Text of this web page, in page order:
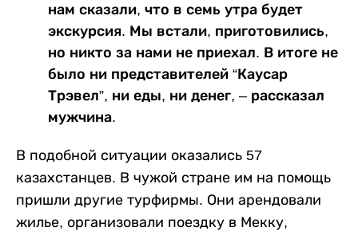
нам сказали, что в семь утра будет
экскурсия. Мы встали, приготовились,
но никто за нами не приехал. В итоге не
было ни представителей “Каусар
Трэвел”, ни еды, ни денег, – рассказал
мужчина.
В подобной ситуации оказались 57
казахстанцев. В чужой стране им на помощь
пришли другие турфирмы. Они арендовали
жилье, организовали поездку в Мекку,